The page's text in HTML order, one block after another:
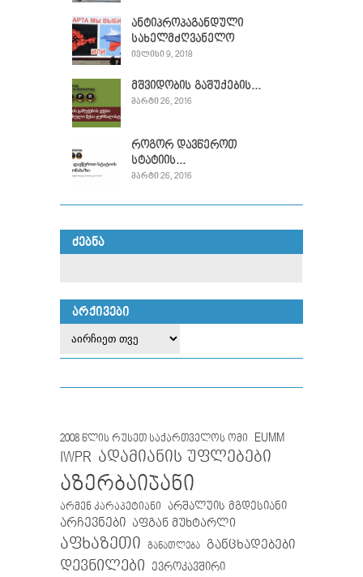
ანტიპროპაგანდული
სახელმძღვანელო
ᲘᲕᲚᲘᲡᲘ 9, 2018
მშვიდობის გაშუქების...
ᲛᲐᲠᲢᲘ 26, 2016
როგორ დავწეროთ
სტატიის...
ᲛᲐᲠᲢᲘ 26, 2016
ᲫᲔᲑᲜᲐ
ᲐᲠᲥᲘᲕᲔᲑᲘ
2008 წლის რუსეთ საქართველოს ომი EUMM
IWPR ადამიანის უფლებები
აზერბაიჯანი
არმენ კარაპეტიანი არშალუის მგდესიანი
არჩევნები აფგან მუხტარლი
აფხაზეთი განათლება განცხადებები
დევნილები
ევროკავშირი